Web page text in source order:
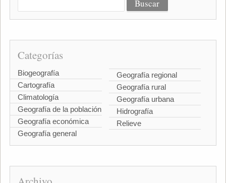
Categorías
Biogeografía
Cartografía
Climatología
Geografía de la población
Geografía económica
Geografía general
Geografía regional
Geografía rural
Geografía urbana
Hidrografía
Relieve